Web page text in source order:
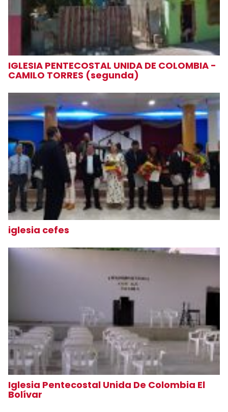
IGLESIA PENTECOSTAL UNIDA DE COLOMBIA -
CAMILO TORRES (segunda)
iglesia cefes
Iglesia Pentecostal Unida De Colombia El
Bolívar